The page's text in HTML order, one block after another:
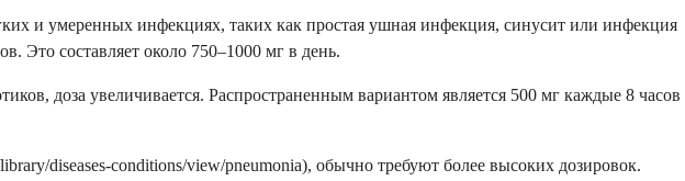
и умеренных инфекциях, таких как простая ушная инфекция, синусит или инфекция
Это составляет около 750–1000 мг в день.
доза увеличивается. Распространенным вариантом является 500 мг каждые 8 часов
diseases-conditions/view/pneumonia), обычно требуют более высоких дозировок.